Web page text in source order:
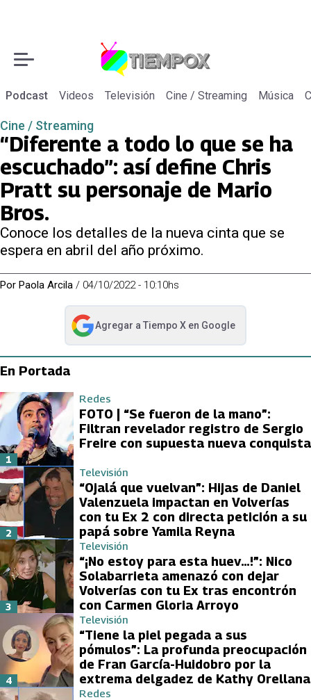
Podcast Videos Televisión Cine / Streaming Música
Cine / Streaming
“Diferente a todo lo que se ha
escuchado”: así define Chris
Pratt su personaje de Mario
Bros.
Conoce los detalles de la nueva cinta que se
espera en abril del año próximo.
Por Paola Arcila / 04/10/2022 - 10:10hs
Agregar a Tiempo Xen Google
abre en nueva pestaña
En Portada
Redes
FOTO | “Se fueron de la mano”:
Filtran revelador registro de Sergio
Freire con supuesta nueva conquista
1
Televisión
“Ojalá que vuelvan”: Hijas de Daniel
Valenzuela impactan en Volverías
con tu Ex 2 con directa petición a su
papá sobre Yamila Reyna
2
Televisión
“¡No estoy para esta huev…!”: Nico
Solabarrieta amenazó con dejar
Volverías con tu Ex tras encontrón
con Carmen Gloria Arroyo
3
Televisión
“Tiene la piel pegada a sus
pómulos”: La profunda preocupación
de Fran García-Huidobro por la
extrema delgadez de Kathy Orellana
4
Redes